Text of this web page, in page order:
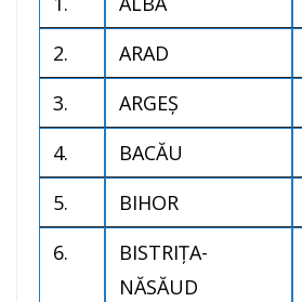
2.
ARAD
3.
ARGEŞ
4.
BACĂU
5.
BIHOR
6.
BISTRIŢA-
NĂSĂUD